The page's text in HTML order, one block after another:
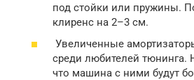
под стойки или пружины.
клиренс на 2–3 см.
Увеличенные
среди любителей тюнинга.
что машина с ними будут